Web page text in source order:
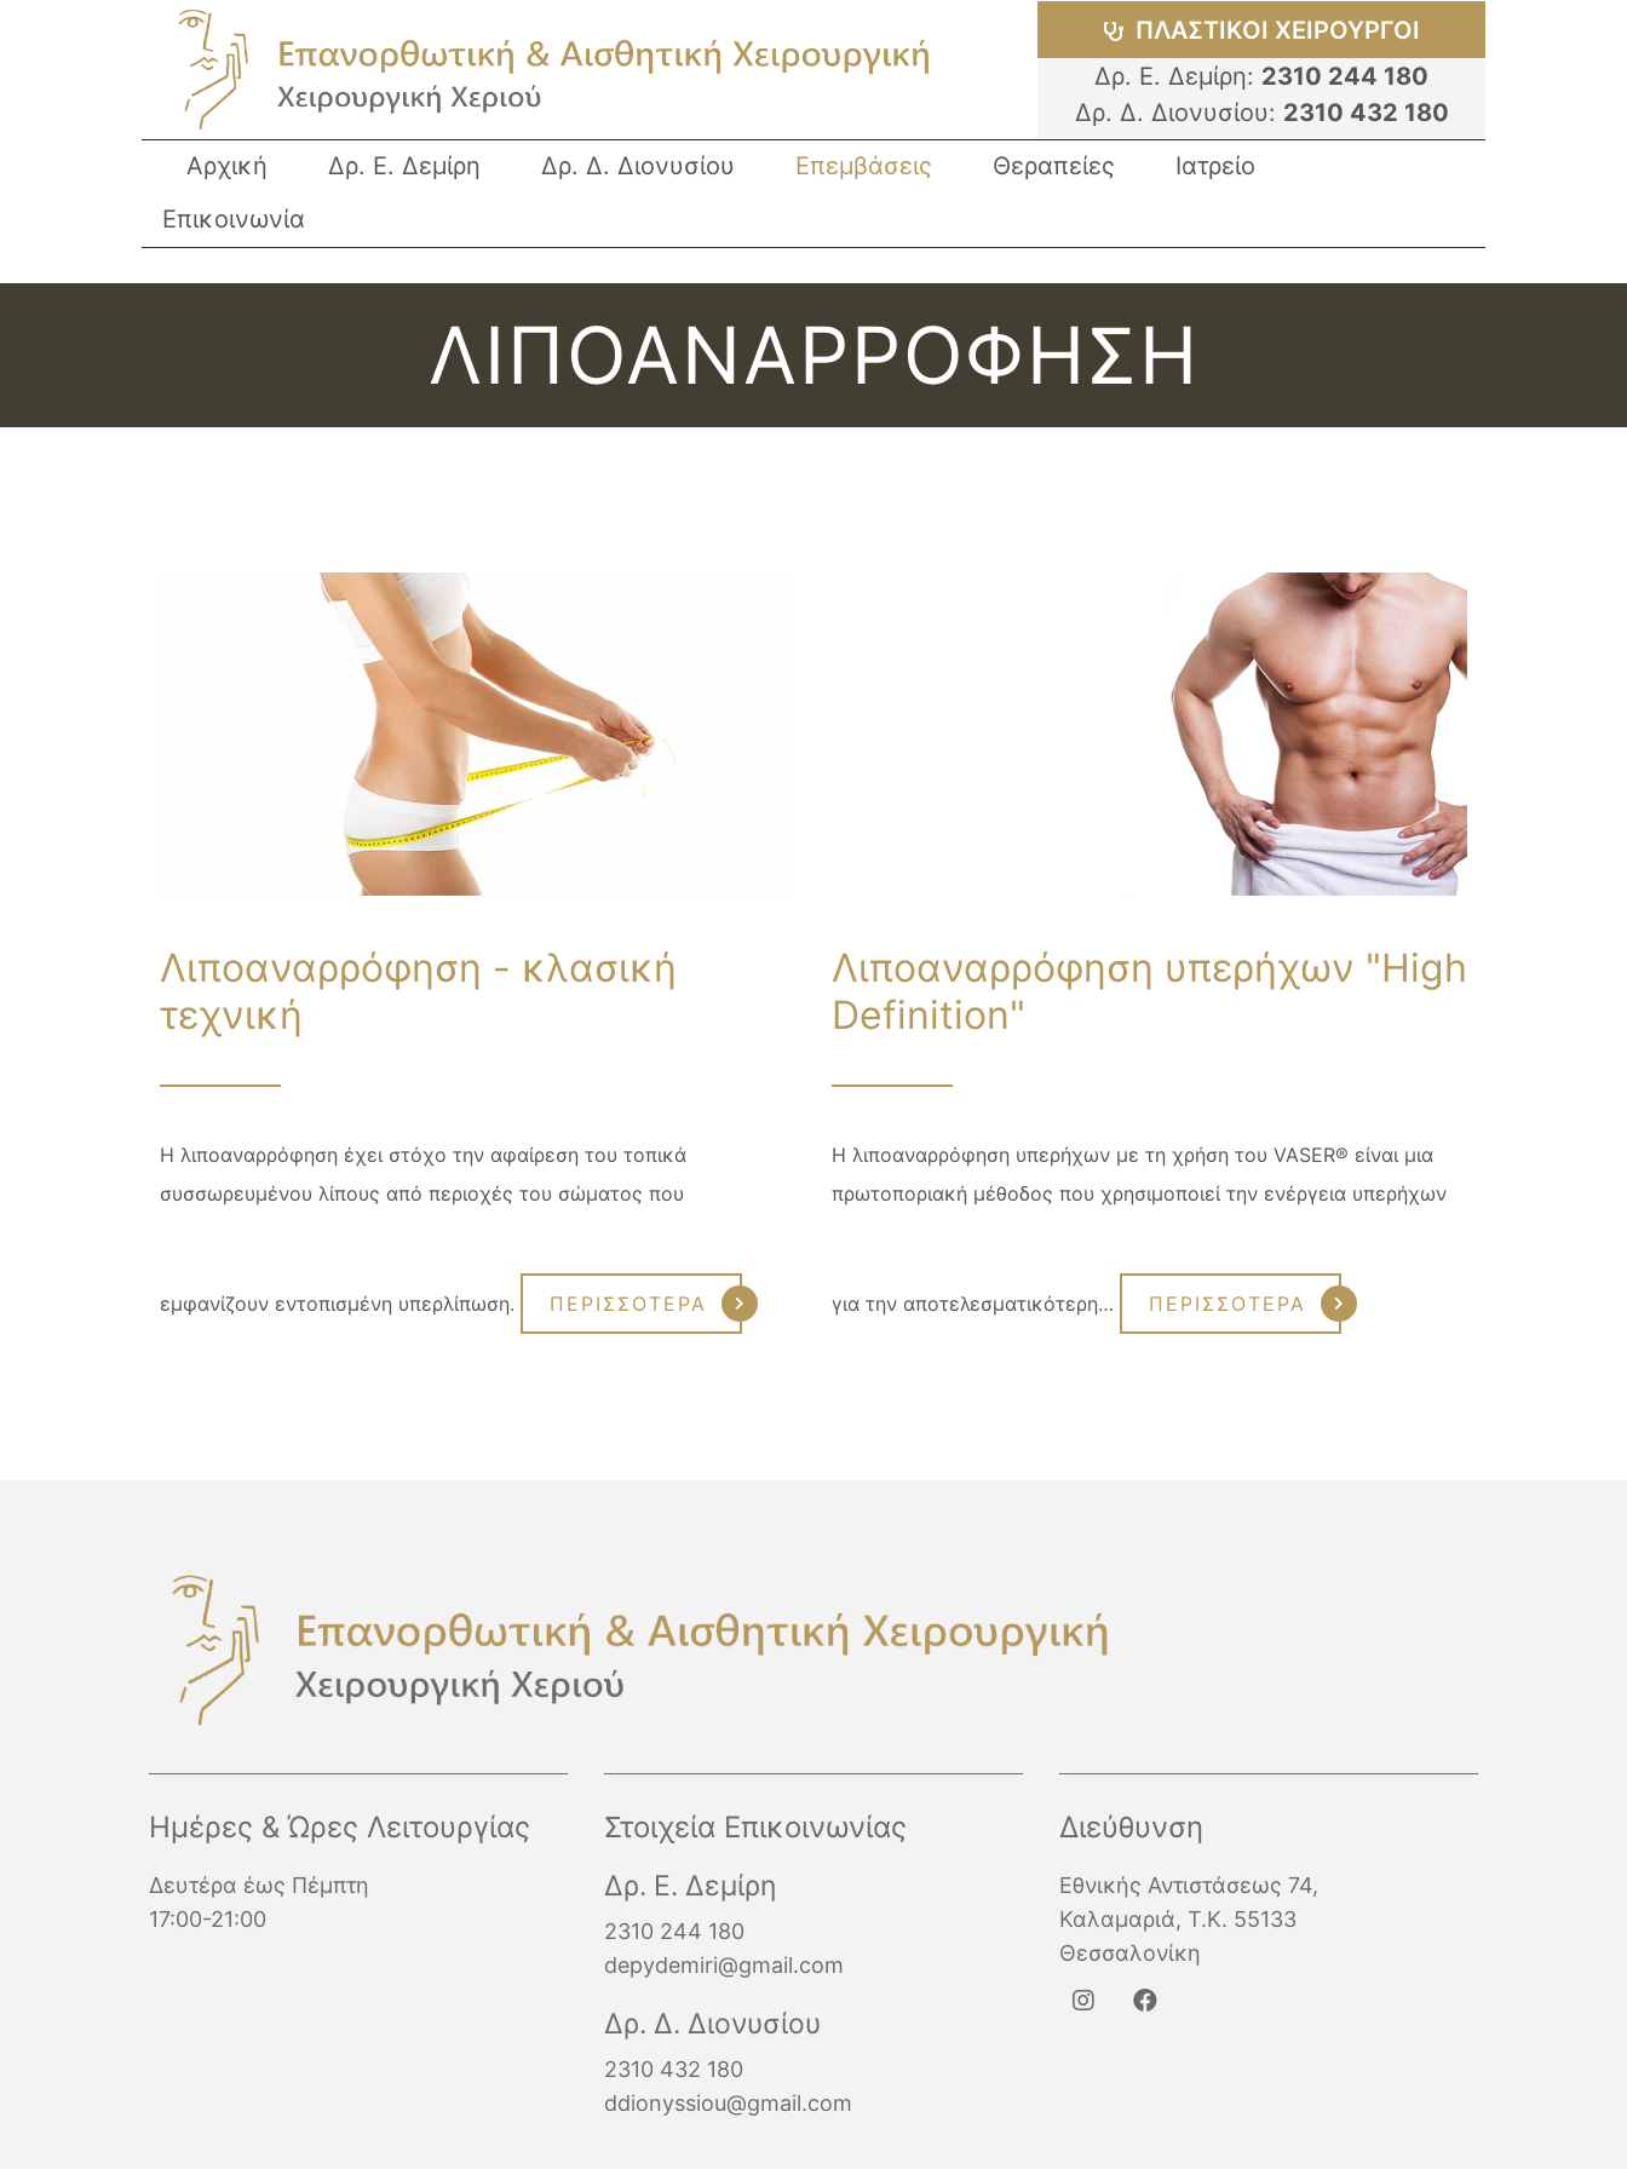
ΠΛΑΣΤΙΚΟI ΧΕΙΡΟΥΡΓΟI
Δρ. Ε. Δεμίρη: 2310 244 180
Δρ. Δ. Διονυσίου: 2310 432 180
Αρχική
Δρ. Ε. Δεμίρη Δρ. Δ. Διονυσίου Επεμβάσεις Θεραπείες
Ιατρείο
Επικοινωνία
ΛΙΠΟΑΝΑΡΡΟΦΗΣΗ
Λιποαναρρόφηση - κλασική
τεχνική
Η λιποαναρρόφηση έχει στόχο την αφαίρεση του τοπικά
συσσωρευμένου λίπους από περιοχές του σώματος που
εμφανίζουν εντοπισμένη υπερλίπωση. ΠΕΡΙΣΣΟΤΕΡΑ
Λιποαναρρόφηση υπερήχων "High
Definition"
Η λιποαναρρόφηση υπερήχων με τη χρήση του VASER® είναι μια
πρωτοποριακή μέθοδος που χρησιμοποιεί την ενέργεια υπερήχων
για την αποτελεσματικότερη… ΠΕΡΙΣΣΟΤΕΡΑ
Ημέρες & Ώρες Λειτουργίας
Δευτέρα έως Πέμπτη
17:00-21:00
Στοιχεία Επικοινωνίας
Δρ. Ε. Δεμίρη
2310 244 180
depydemiri@gmail.com
Δρ. Δ. Διονυσίου
2310 432 180
ddionyssiou@gmail.com
Διεύθυνση
Εθνικής Αντιστάσεως 74,
Καλαμαριά, Τ.Κ. 55133
Θεσσαλονίκη